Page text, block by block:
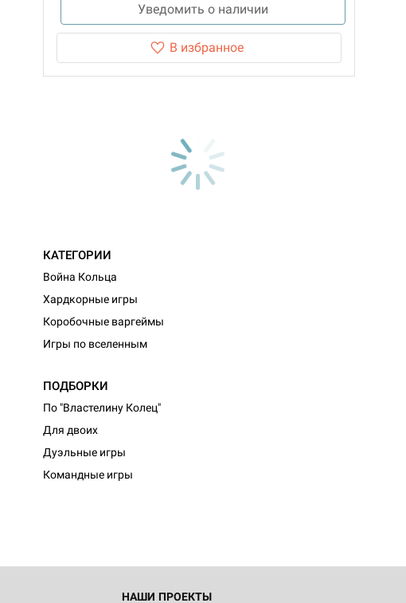
Уведомить о наличии
В избранное
КАТЕГОРИИ
Война Кольца
Хардкорные игры
Коробочные варгеймы
Игры по вселенным
ПОДБОРКИ
По "Властелину Колец"
Для двоих
Дуэльные игры
Командные игры
НАШИ ПРОЕКТЫ
World Монстры